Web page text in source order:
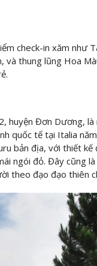
check-in xăm như
thung lũng Hoa
huyện Đơn Dương,
quốc tế tại Italia
bản địa, với thiết
ngói đỏ. Đây cũng
theo đạo đạo thiên